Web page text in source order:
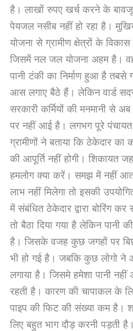
है। लाखों रुपए खर्च करने के
पेयजल नसीब नहीं हो रहा है।
योजना से ग्रामीण क्षेत्रों के
जिसमें नल जल योजना अहम है।
पानी टंकी का निर्माण हुआ है तबसे
आस लगाए बैठे हैं। लेकिन वार्ड
सरकारी कर्मियों की मनमानी से
पर नहीं आई है। लगभग पूरे पंचायत
ग्रामीणों ने बताया कि ठेकेदार का
की आपूर्ति नहीं होगी। शिकायत
हमलोग क्या करें। समझ में नहीं
लाभ नहीं मिलेगा तो इसकी
में संबंधित ठेकेदार द्वारा बोरिंग
तो बैठा दिया गया है लेकिन पानी
है। जिसके वजह कुछ जगहों पर
भी हो गई है। जबकि कुछ लोगो ने
लगाया है। जिसमे हमेशा पानी
रहती है। कारण की चापाकल के
पाइप की फिट की संख्या कम है।
लिए बहुत भाग दौड़ करनी पड़ती